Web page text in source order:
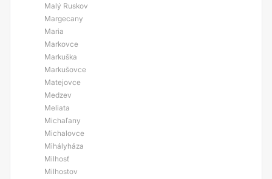
Malý Ruskov
Margecany
Maria
Markovce
Markuška
Markušovce
Matejovce
Medzev
Meliata
Michaľany
Michalovce
Mihályháza
Milhosť
Milhostov